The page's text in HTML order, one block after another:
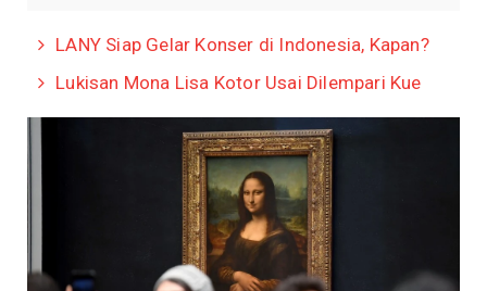
LANY Siap Gelar Konser di Indonesia, Kapan?
Lukisan Mona Lisa Kotor Usai Dilempari Kue